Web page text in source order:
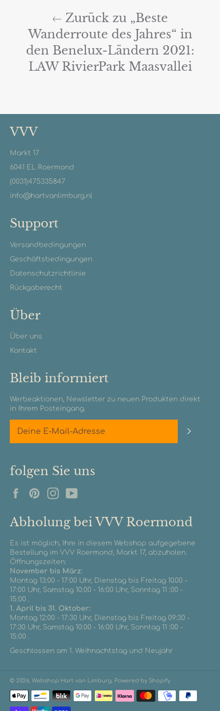
Zurück zu „Beste
Wanderroute des Jahres“ in
den Benelux-Ländern 2021:
LAW RivierPark Maasvallei
VVV
Markt 17
6041 EL Roermond
(0031)475335847
info@hartvanlimburg.nl
Support
Versandbedingungen
Geschäftsbedingungen
Datenschutzrichtlinie
Rückgaberecht
Über
Über uns
Kontakt
Bleib informiert
Werbeaktionen, Newsletter zu neuen Produkten direkt
in Ihrem Posteingang.
folgen Sie uns
FacebookPinterestInstagram
Abholung bei VVV Roermond
Es ist möglich, Ihre in diesem Webshop aufgegebene
Bestellung im VVV Roermond, Markt 17, abzuholen.
Öffnungszeiten:
November bis März:
Montag 13:00 - 17:00 Uhr, Dienstag bis Freitag 10.00 -
17:00 Uhr, Samstag 10:00 - 16:00 Uhr, Sonntag 11 :00 -
15:00 .
1. April bis 31. Oktober:
Montag 12:00 - 17:30 Uhr, Dienstag bis Freitag 09:30 -
17:30 Uhr, Samstag 10:00 - 16:00 Uhr, Sonntag 11 :00 -
15:00 .
Geschlossen am 1. Weihnachtstag und Neujahr
© 2026, Webshop Hart van Limburg. Powered by Shopify
Zahlungsmethoden